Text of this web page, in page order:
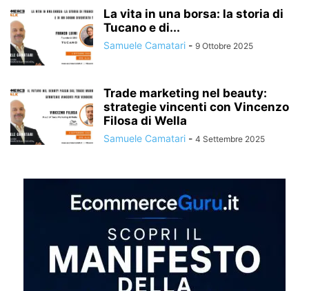
La vita in una borsa: la storia di
Tucano e di...
Samuele Camatari - 9 Ottobre 2025
Trade marketing nel beauty:
strategie vincenti con Vincenzo
Filosa di Wella
Samuele Camatari - 4 Settembre 2025